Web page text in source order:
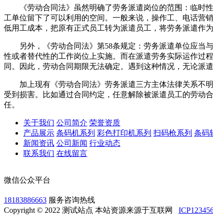
《劳动合同法》虽然明确了劳务派遣岗位的范围：临时性
工单位留下了可以利用的空间。一般来说，操作工、电话营
低用工成本，把原有正式员工转为派遣员工，将劳务派遣作
另外，《劳动合同法》第58条规定：劳务派遣单位应当与
性或者替代性的工作岗位上实施。而在派遣劳务实际运作过
同。因此，劳动合同期限无法确定。遇到这种情况，无论派
加上现有《劳动合同法》劳务派遣三方主体法律关系不明
受到损害。比如通过合同约定，任意解除被派遣员工的劳动
任。
关于我们 公司简介 荣誉资质
产品展示 条码机系列 彩色打印机系列 扫码枪系列 条码
新闻资讯 公司新闻 行业动态
联系我们 在线留言
微信公众平台
18183886663 服务咨询热线
Copyright © 2022 测试站点 本站资源来源于互联网